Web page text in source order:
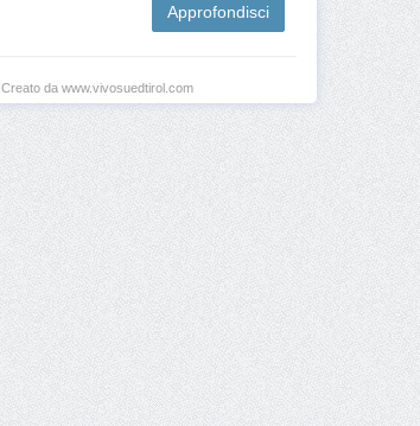
Approfondisci
Creato da www.vivosuedtirol.com